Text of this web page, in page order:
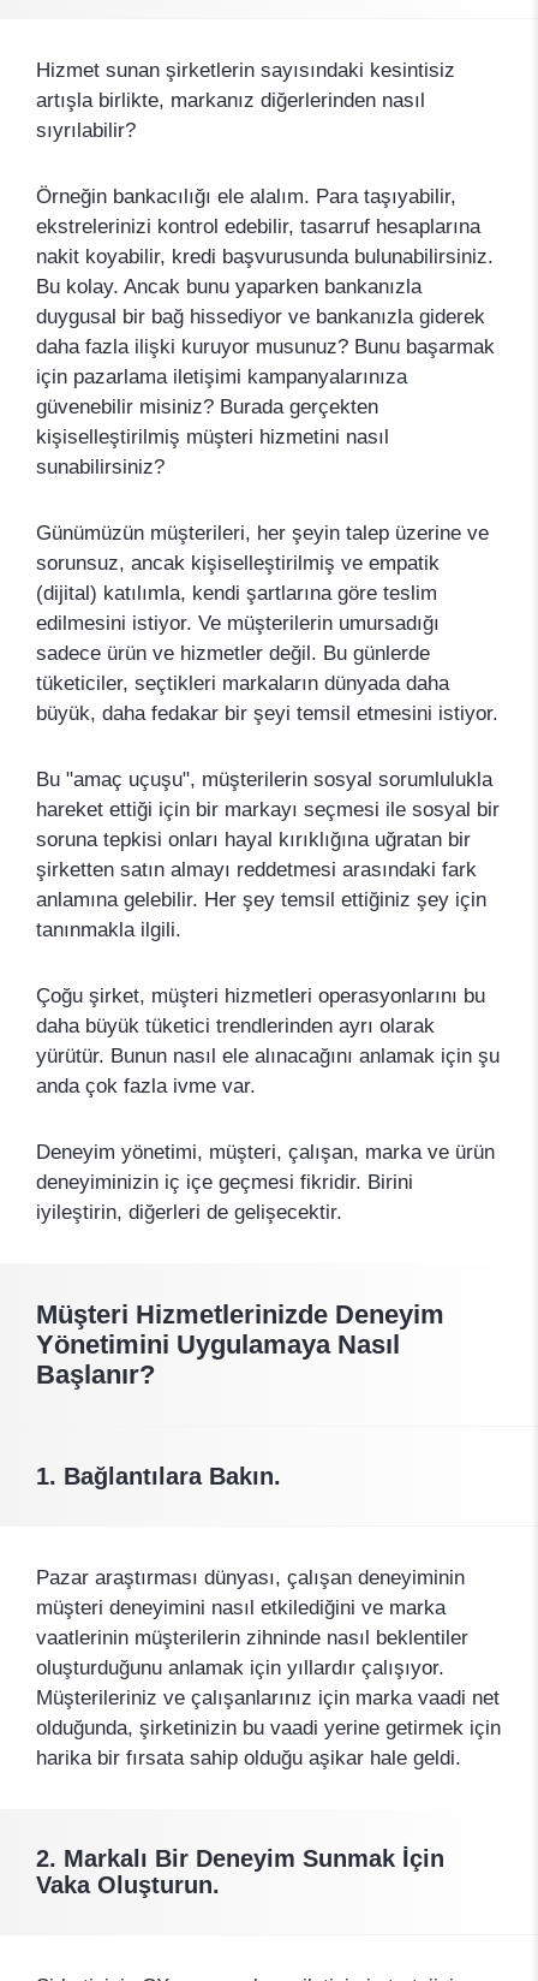
Hizmet sunan şirketlerin sayısındaki kesintisiz
artışla birlikte, markanız diğerlerinden nasıl
sıyrılabilir?
Örneğin bankacılığı ele alalım. Para taşıyabilir,
ekstrelerinizi kontrol edebilir, tasarruf hesaplarına
nakit koyabilir, kredi başvurusunda bulunabilirsiniz.
Bu kolay. Ancak bunu yaparken bankanızla
duygusal bir bağ hissediyor ve bankanızla giderek
daha fazla ilişki kuruyor musunuz? Bunu başarmak
için pazarlama iletişimi kampanyalarınıza
güvenebilir misiniz? Burada gerçekten
kişiselleştirilmiş müşteri hizmetini nasıl
sunabilirsiniz?
Günümüzün müşterileri, her şeyin talep üzerine ve
sorunsuz, ancak kişiselleştirilmiş ve empatik
(dijital) katılımla, kendi şartlarına göre teslim
edilmesini istiyor. Ve müşterilerin umursadığı
sadece ürün ve hizmetler değil. Bu günlerde
tüketiciler, seçtikleri markaların dünyada daha
büyük, daha fedakar bir şeyi temsil etmesini istiyor.
Bu "amaç uçuşu", müşterilerin sosyal sorumlulukla
hareket ettiği için bir markayı seçmesi ile sosyal bir
soruna tepkisi onları hayal kırıklığına uğratan bir
şirketten satın almayı reddetmesi arasındaki fark
anlamına gelebilir. Her şey temsil ettiğiniz şey için
tanınmakla ilgili.
Çoğu şirket, müşteri hizmetleri operasyonlarını bu
daha büyük tüketici trendlerinden ayrı olarak
yürütür. Bunun nasıl ele alınacağını anlamak için şu
anda çok fazla ivme var.
Deneyim yönetimi, müşteri, çalışan, marka ve ürün
deneyiminizin iç içe geçmesi fikridir. Birini
iyileştirin, diğerleri de gelişecektir.
Müşteri Hizmetlerinizde Deneyim
Yönetimini Uygulamaya Nasıl
Başlanır?
1. Bağlantılara Bakın.
Pazar araştırması dünyası, çalışan deneyiminin
müşteri deneyimini nasıl etkilediğini ve marka
vaatlerinin müşterilerin zihninde nasıl beklentiler
oluşturduğunu anlamak için yıllardır çalışıyor.
Müşterileriniz ve çalışanlarınız için marka vaadi net
olduğunda, şirketinizin bu vaadi yerine getirmek için
harika bir fırsata sahip olduğu aşikar hale geldi.
2. Markalı Bir Deneyim Sunmak İçin
Vaka Oluşturun.